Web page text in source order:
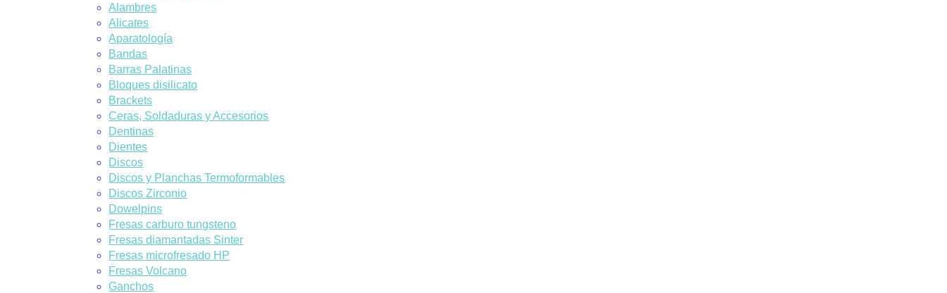
Alambres
Alicates
Aparatología
Bandas
Barras Palatinas
Bloques disilicato
Brackets
Ceras, Soldaduras y Accesorios
Dentinas
Dientes
Discos
Discos y Planchas Termoformables
Discos Zirconio
Dowelpins
Fresas carburo tungsteno
Fresas diamantadas Sinter
Fresas microfresado HP
Fresas Volcano
Ganchos